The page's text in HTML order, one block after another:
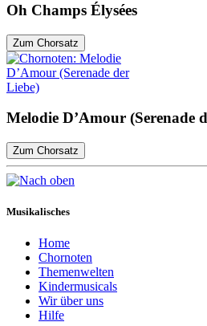
Oh Champs Élysées
Zum Chorsatz
Melodie D’Amour (Serenade
Zum Chorsatz
Musikalisches
Home
Chornoten
Themenwelten
Kindermusicals
Wir über uns
Hilfe